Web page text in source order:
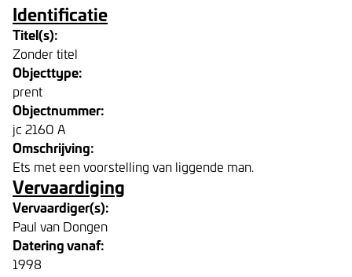
Identificatie
Titel(s):
Zonder titel
Objecttype:
prent
Objectnummer:
jc 2160 A
Omschrijving:
Ets met een voorstelling van liggende man.
Vervaardiging
Vervaardiger(s):
Paul van Dongen
Datering vanaf:
1998